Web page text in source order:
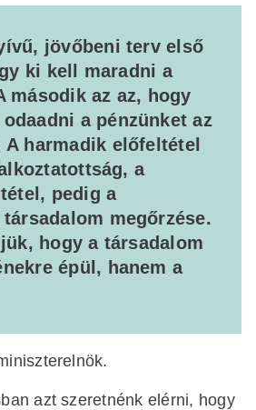
jövőbeni terv első
ki kell maradni a
második az az, hogy
a pénzünket az
A harmadik előfeltétel
a
pedig a
megőrzése.
hogy a társadalom
épül, hanem a
azt szeretnénk elérni, hogy